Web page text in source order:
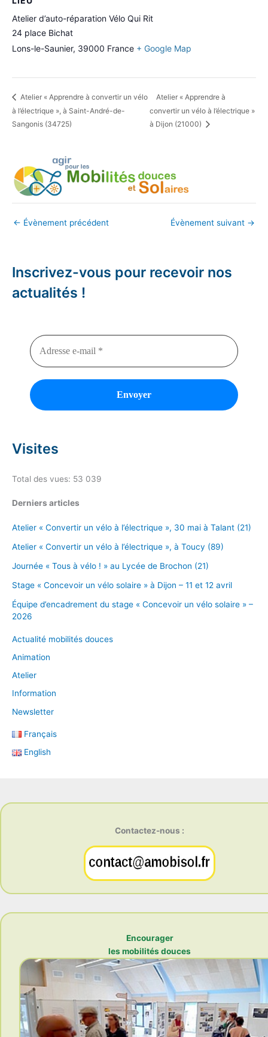
Atelier d’auto-réparation Vélo Qui Rit
24 place Bichat
Lons-le-Saunier, 39000 France + Google Map
Atelier « Apprendre à convertir un vélo
à l’électrique », à Saint-André-de-
Sangonis (34725)
Atelier « Apprendre à
convertir un vélo à l’électrique »
à Dijon (21000)
← Évènement précédent Évènement suivant →
Inscrivez-vous pour recevoir nos
actualités !
Visites
Total des vues: 53 039
Derniers articles
Atelier « Convertir un vélo à l’électrique », 30 mai à Talant (21)
Atelier « Convertir un vélo à l’électrique », à Toucy (89)
Journée « Tous à vélo ! » au Lycée de Brochon (21)
Stage « Concevoir un vélo solaire » à Dijon – 11 et 12 avril
Équipe d’encadrement du stage « Concevoir un vélo solaire » –
2026
Actualité mobilités douces
Animation
Atelier
Information
Newsletter
Français
English
Contactez-nous :
Encourager
les mobilités douces